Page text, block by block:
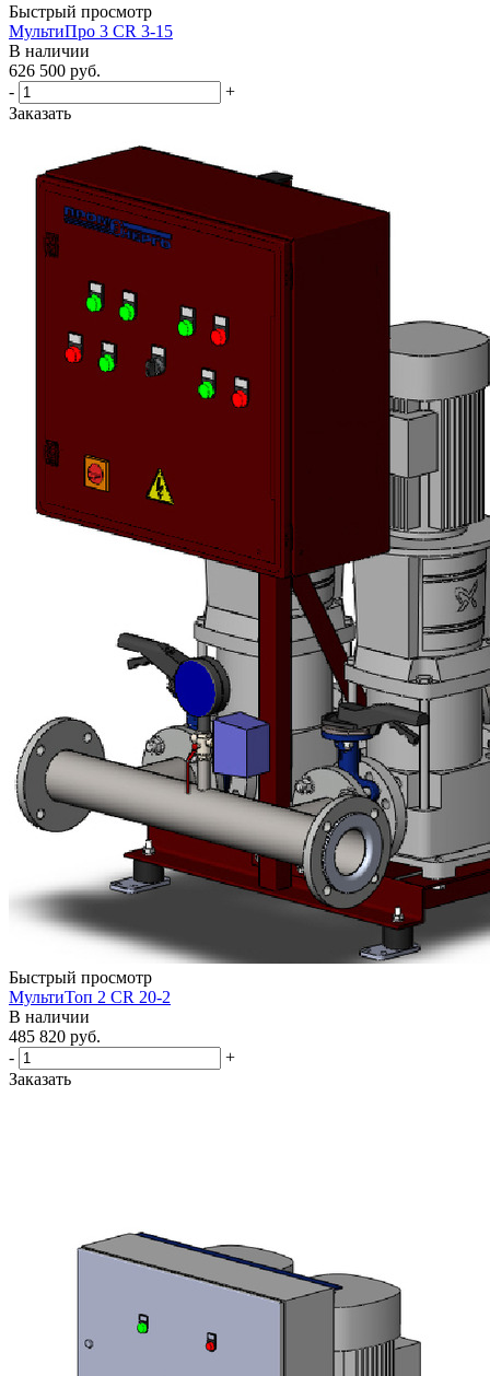
Быстрый просмотр
МультиПро 3 CR 3-15
В наличии
626 500 руб.
-
+
Заказать
Быстрый просмотр
МультиТоп 2 CR 20-2
В наличии
485 820 руб.
-
+
Заказать